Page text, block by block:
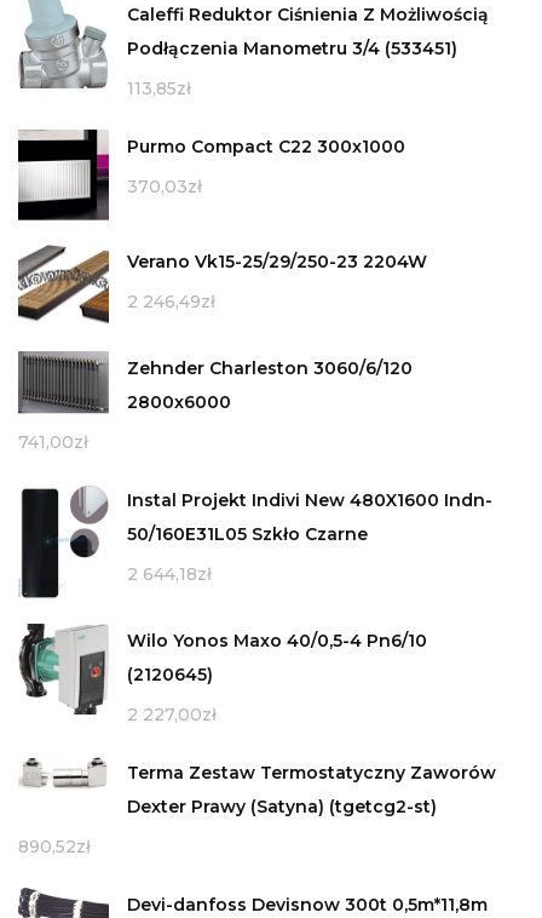
Caleffi Reduktor Ciśnienia Z Możliwością
Podłączenia Manometru 3/4 (533451)
113,85zł
Purmo Compact C22 300x1000
370,03zł
Verano Vk15-25/29/250-23 2204W
2 246,49zł
Zehnder Charleston 3060/6/120
2800x6000
741,00zł
Instal Projekt Indivi New 480X1600 Indn-
50/160E31L05 Szkło Czarne
2 644,18zł
Wilo Yonos Maxo 40/0,5-4 Pn6/10
(2120645)
2 227,00zł
Terma Zestaw Termostatyczny Zaworów
Dexter Prawy (Satyna) (tgetcg2-st)
890,52zł
Devi-danfoss Devisnow 300t 0,5m*11,8m